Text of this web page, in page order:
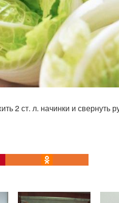
2 ст. л. начинки и свернуть